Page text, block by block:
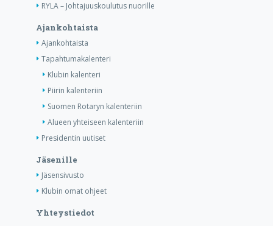
RYLA – Johtajuuskoulutus nuorille
Ajankohtaista
Ajankohtaista
Tapahtumakalenteri
Klubin kalenteri
Piirin kalenteriin
Suomen Rotaryn kalenteriin
Alueen yhteiseen kalenteriin
Presidentin uutiset
Jäsenille
Jäsensivusto
Klubin omat ohjeet
Yhteystiedot